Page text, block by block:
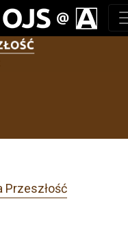
Przeszłość